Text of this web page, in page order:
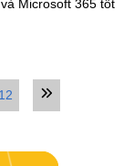
Microsoft 365 tốt
12